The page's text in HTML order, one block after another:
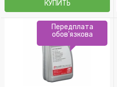
КУПИТЬ
Передплата
обов'язкова